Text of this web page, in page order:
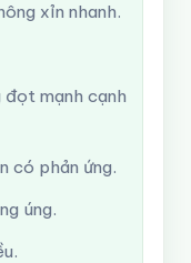
xỉn nhanh.
mạnh cạnh
có phản ứng.
úng.